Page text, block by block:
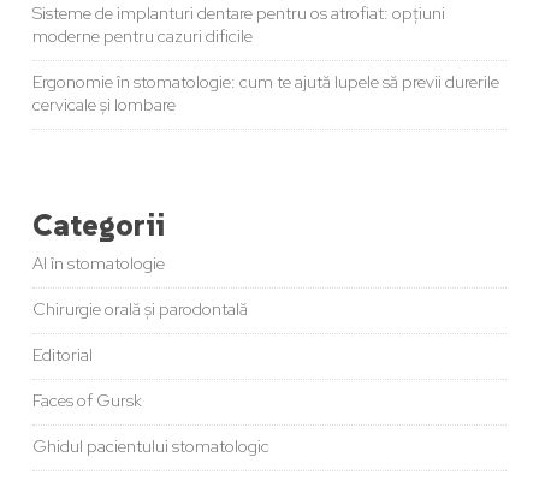
Sisteme de implanturi dentare pentru os atrofiat: opțiuni
moderne pentru cazuri dificile
Ergonomie în stomatologie: cum te ajută lupele să previi durerile
cervicale și lombare
Categorii
AI în stomatologie
Chirurgie orală și parodontală
Editorial
Faces of Gursk
Ghidul pacientului stomatologic